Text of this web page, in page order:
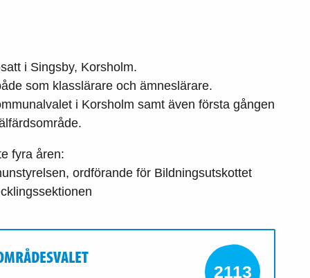
i Singsby, Korsholm.
som klasslärare och ämneslärare.
i Korsholm samt även första gången
fyra åren:
ordförande för Bildningsutskottet
2113